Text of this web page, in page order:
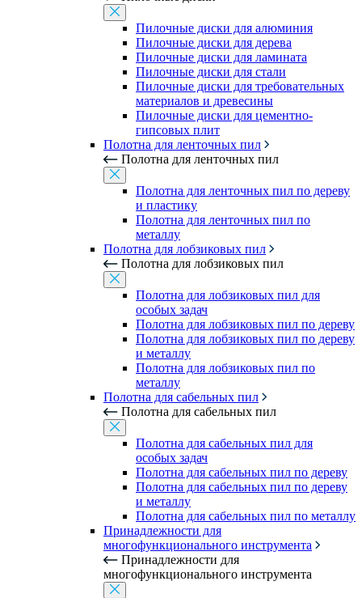
Пилочные диски для алюминия
Пилочные диски для дерева
Пилочные диски для ламината
Пилочные диски для стали
Пилочные диски для требовательных
материалов и древесины
Пилочные диски для цементно-
гипсовых плит
Полотна для ленточных пил
Полотна для ленточных пил
Полотна для ленточных пил по дереву
и пластику
Полотна для ленточных пил по
металлу
Полотна для лобзиковых пил
Полотна для лобзиковых пил
Полотна для лобзиковых пил для
особых задач
Полотна для лобзиковых пил по дереву
Полотна для лобзиковых пил по дереву
и металлу
Полотна для лобзиковых пил по
металлу
Полотна для сабельных пил
Полотна для сабельных пил
Полотна для сабельных пил для
особых задач
Полотна для сабельных пил по дереву
Полотна для сабельных пил по дереву
и металлу
Полотна для сабельных пил по металлу
Принадлежности для
многофункционального инструмента
Принадлежности для
многофункционального инструмента